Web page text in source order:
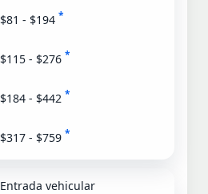
$81 - $194 *
$115 - $276 *
$184 - $442 *
$317 - $759 *
Entrada vehicular